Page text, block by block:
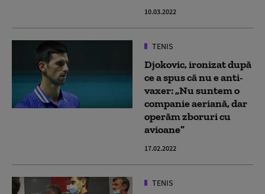
10.03.2022
TENIS
Djokovic, ironizat după
ce a spus că nu e anti-
vaxer: „Nu suntem o
companie aeriană, dar
operăm zboruri cu
avioane”
17.02.2022
TENIS